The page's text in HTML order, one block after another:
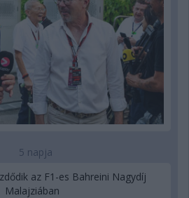
5 napja
az F1-es Bahreini Nagydíj
Malajziában